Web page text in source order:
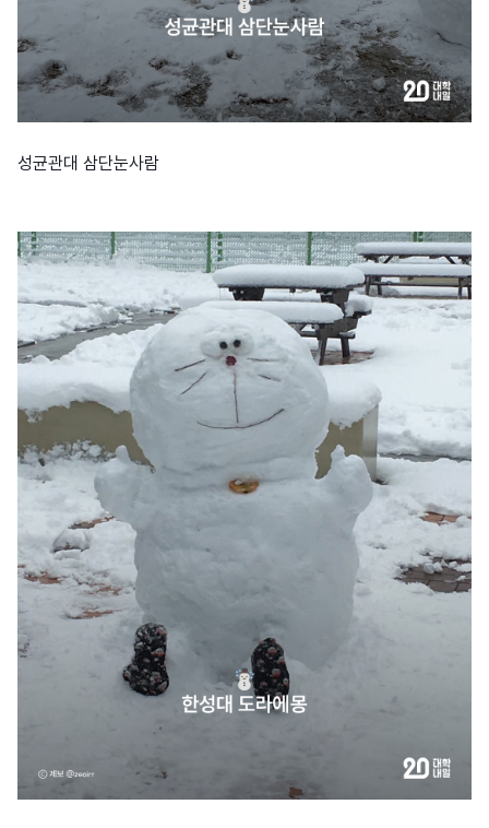
성균관대 삼단눈사람